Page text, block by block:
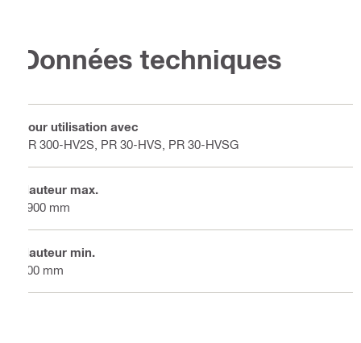
Données techniques
Pour utilisation avec
PR 300-HV2S, PR 30-HVS, PR 30-HVSG
Hauteur max.
1900 mm
Hauteur min.
900 mm